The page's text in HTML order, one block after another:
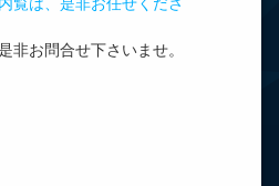
非お問合せ下さいませ。